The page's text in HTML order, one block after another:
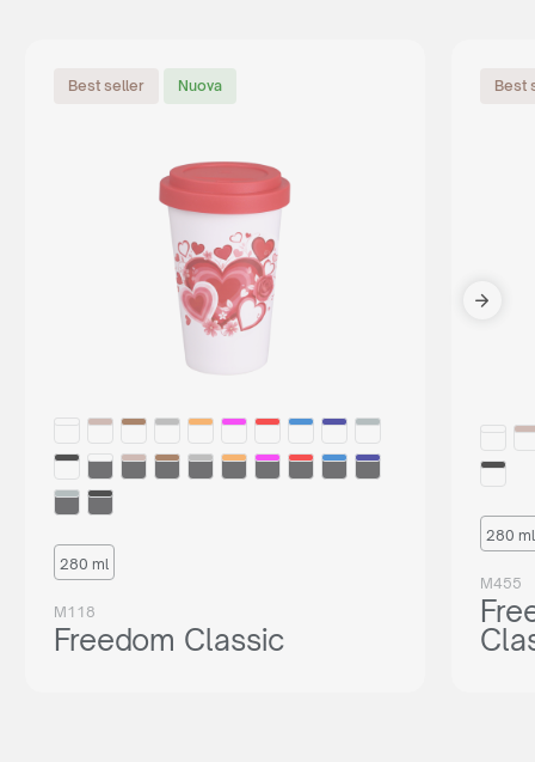
Best seller Nuova
280 ml
M118
Freedom Classic
Best
280 ml
M455